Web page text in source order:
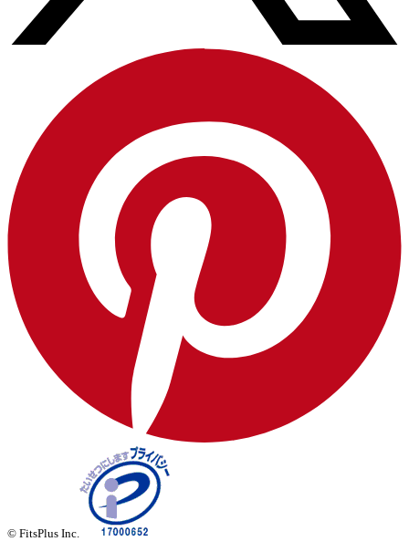
© FitsPlus Inc.